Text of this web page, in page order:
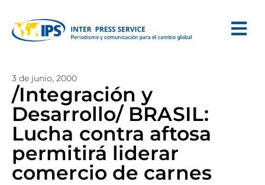
3 de junio, 2000
/Integración y
Desarrollo/ BRASIL:
Lucha contra aftosa
permitirá liderar
comercio de carnes